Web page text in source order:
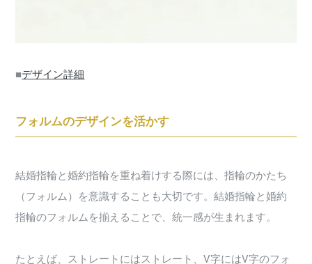
■デザイン詳細
フォルムのデザインを活かす
結婚指輪と婚約指輪を重ね着けする際には、指輪のかたち
（フォルム）を意識することも大切です。結婚指輪と婚約
指輪のフォルムを揃えることで、統一感が生まれます。
たとえば、ストレートにはストレート、V字にはV字のフォ